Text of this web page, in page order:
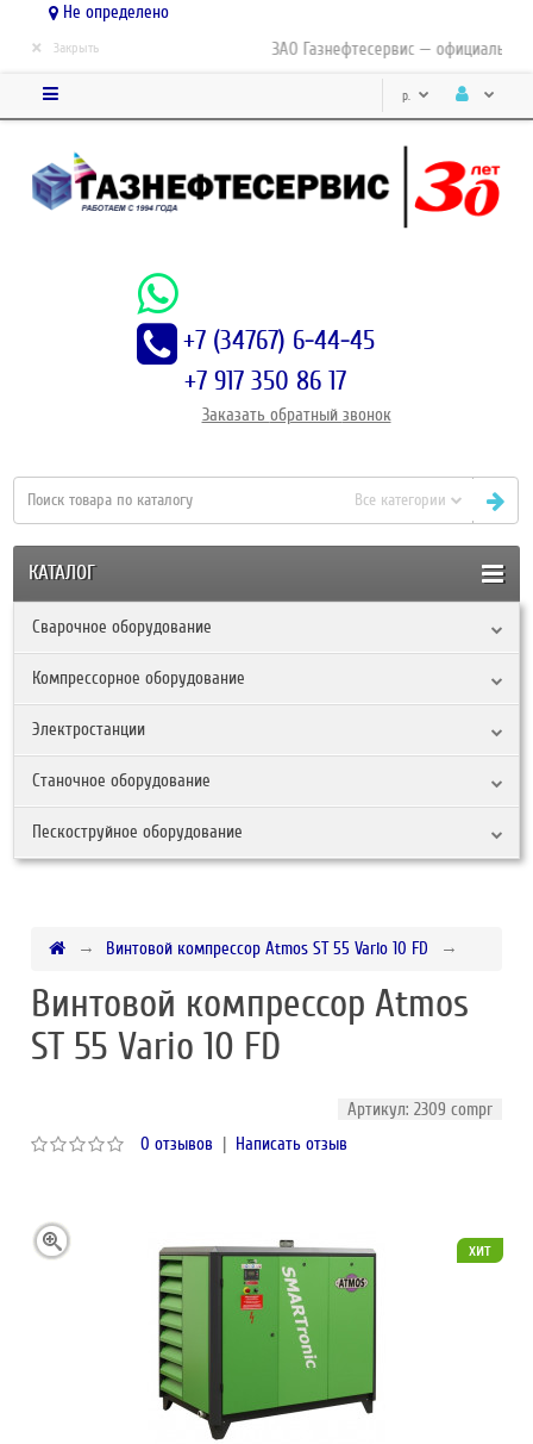
Не определено
ЗАО Газнефтесервис — официальный
× Закрыть
р.
+7 (34767) 6-44-45
+7 917 350 86 17
Заказать обратный звонок
Все категории
КАТАЛОГ
Сварочное оборудование
Компрессорное оборудование
Электростанции
Станочное оборудование
Пескоструйное оборудование
Винтовой компрессор Atmos ST 55 Vario 10 FD
Винтовой компрессор Atmos
ST 55 Vario 10 FD
Артикул: 2309 compr
0 отзывов | Написать отзыв
хит